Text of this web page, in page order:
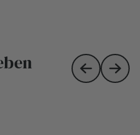
Skip toSkip